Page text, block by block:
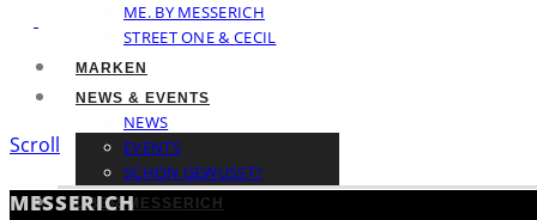
ME. BY MESSERICH
STREET ONE & CECIL
MARKEN
NEWS & EVENTS
NEWS
EVENTS
SCHON GEWUSST?
ÜBER MESSERICH
Scroll
MESSERICH